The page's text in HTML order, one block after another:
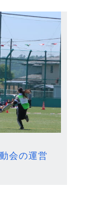
会の運営